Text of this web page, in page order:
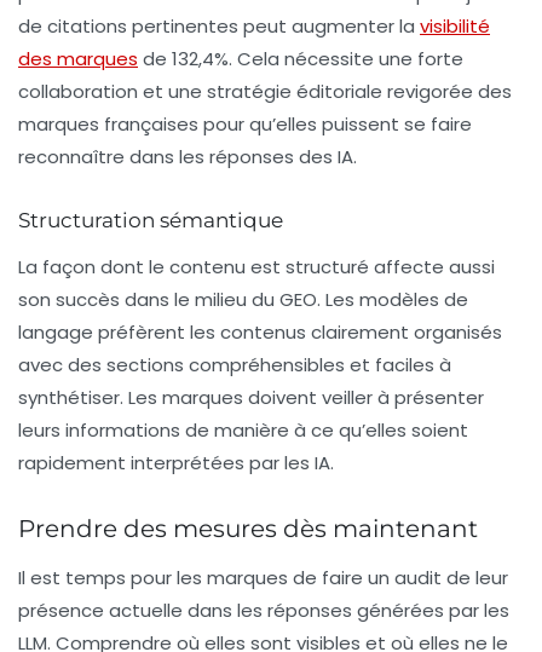
de citations pertinentes peut augmenter la visibilité
des marques de 132,4%. Cela nécessite une forte
collaboration et une stratégie éditoriale revigorée des
marques françaises pour qu’elles puissent se faire
reconnaître dans les réponses des IA.
Structuration sémantique
La façon dont le contenu est structuré affecte aussi
son succès dans le milieu du GEO. Les modèles de
langage préfèrent les contenus clairement organisés
avec des sections compréhensibles et faciles à
synthétiser. Les marques doivent veiller à présenter
leurs informations de manière à ce qu’elles soient
rapidement interprétées par les IA.
Prendre des mesures dès maintenant
Il est temps pour les marques de faire un audit de leur
présence actuelle dans les réponses générées par les
LLM. Comprendre où elles sont visibles et où elles ne le